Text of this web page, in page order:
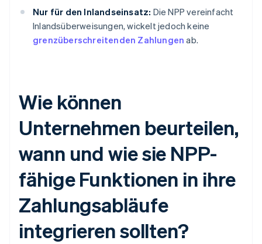
Nur für den Inlandseinsatz: Die NPP vereinfacht
Inlandsüberweisungen, wickelt jedoch keine
grenzüberschreitenden Zahlungen ab.
Wie können
Unternehmen beurteilen,
wann und wie sie NPP-
fähige Funktionen in ihre
Zahlungsabläufe
integrieren sollten?